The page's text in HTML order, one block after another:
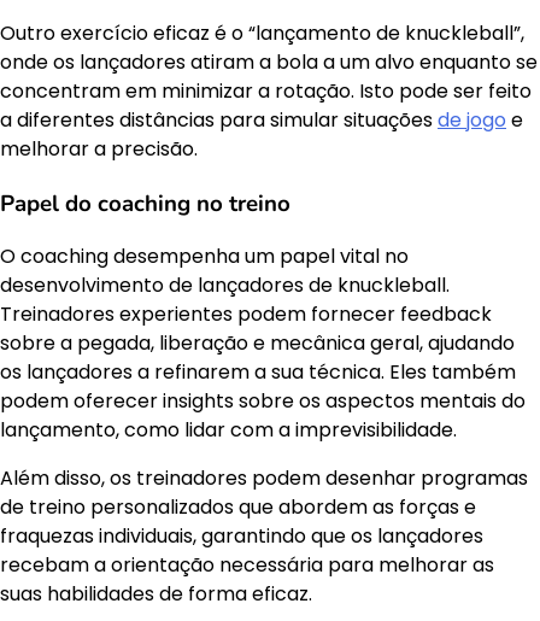
Outro exercício eficaz é o “lançamento de knuckleball”,
onde os lançadores atiram a bola a um alvo enquanto se
concentram em minimizar a rotação. Isto pode ser feito
a diferentes distâncias para simular situaçõesde jogo e
melhorar a precisão.
Papel do coaching no treino
O coaching desempenha um papel vital no
desenvolvimento de lançadores de knuckleball.
Treinadores experientes podem fornecer feedback
sobre a pegada, liberação e mecânica geral, ajudando
os lançadores a refinarem a sua técnica. Eles também
podem oferecer insights sobre os aspectos mentais do
lançamento, como lidar com a imprevisibilidade.
Além disso, os treinadores podem desenhar programas
de treino personalizados que abordem as forças e
fraquezas individuais, garantindo que os lançadores
recebam a orientação necessária para melhorar as
suas habilidades de forma eficaz.